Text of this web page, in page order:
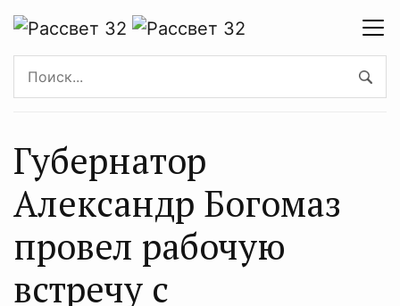
Губернатор
Александр Богомаз
провел рабочую
встречу с